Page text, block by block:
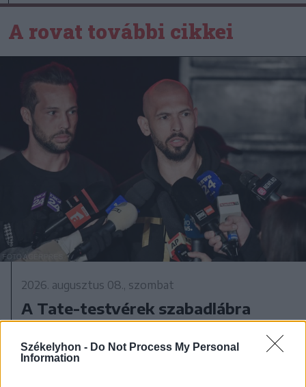
Székelyhon - Do Not Process My Personal
Information
A rovat további cikkei
2026. augusztus 08., szombat
A Tate-testvérek szabadlábra
helyezését kérik ügyvédeik